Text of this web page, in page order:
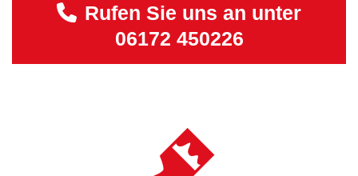
Rufen Sie uns an unter
06172 450226